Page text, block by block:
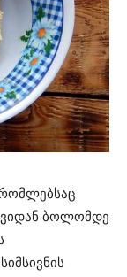
რომლებსაც
ბოლომდე